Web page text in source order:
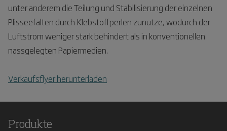
unter anderem die Teilung und Stabilisierung der einzelnen
Plisseefalten durch Klebstoffperlen zunutze, wodurch der
Luftstrom weniger stark behindert als in konventionellen
nassgelegten Papiermedien.
Verkaufsflyer herunterladen
Produkte